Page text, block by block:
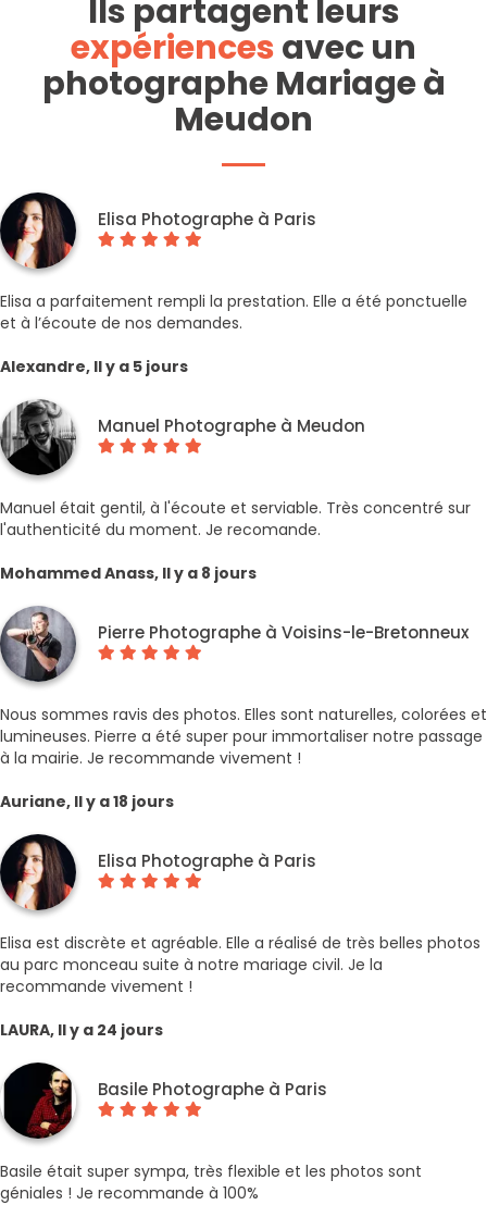
Ils partagent leurs
expériencesavec un
photographe Mariage à
Meudon
Elisa Photographe à Paris
Elisa a parfaitement rempli la prestation. Elle a été ponctuelle
et à l’écoute de nos demandes.
Alexandre, Il y a 5 jours
Manuel Photographe à Meudon
Manuel était gentil, à l'écoute et serviable. Très concentré sur
l'authenticité du moment. Je recomande.
Mohammed Anass, Il y a 8 jours
Pierre Photographe à Voisins-le-Bretonneux
Nous sommes ravis des photos. Elles sont naturelles, colorées et
lumineuses. Pierre a été super pour immortaliser notre passage
à la mairie. Je recommande vivement !
Auriane, Il y a 18 jours
Elisa Photographe à Paris
Elisa est discrète et agréable. Elle a réalisé de très belles photos
au parc monceau suite à notre mariage civil. Je la
recommande vivement !
LAURA, Il y a 24 jours
Basile Photographe à Paris
Basile était super sympa, très flexible et les photos sont
géniales ! Je recommande à 100%